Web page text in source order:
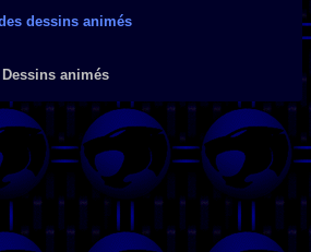
dessins animés
animés